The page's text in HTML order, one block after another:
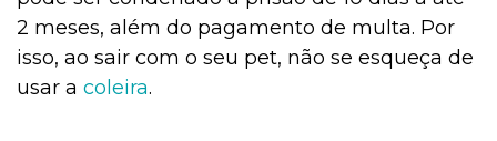
2 meses, além do pagamento de multa. Por
isso, ao sair com o seu pet, não se esqueça de
usar a coleira.